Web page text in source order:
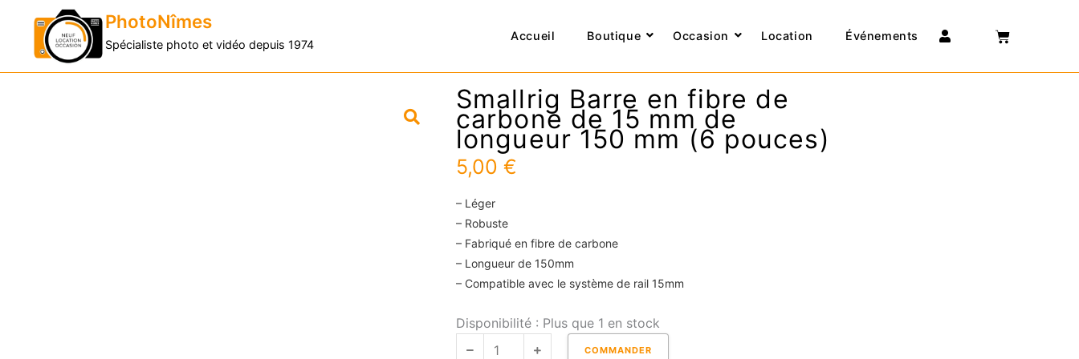
PhotoNîmes
Spécialiste photo et vidéo depuis 1974
Accueil Boutique Occasion Location Événements
Connexion
Smallrig Barre en fibre de
carbone de 15 mm de
longueur 150 mm (6 pouces)
5,00 €
– Léger
– Robuste
– Fabriqué en fibre de carbone
– Longueur de 150mm
– Compatible avec le système de rail 15mm
Disponibilité : Plus que 1 en stock
quantité
COMMANDER